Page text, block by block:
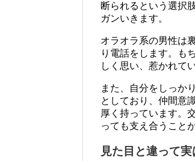
断られるという選択
ガンいきます。
オラオラ系の男性は
り電話をします。も
しく思い、惹かれて
また、自分をしっか
としており、仲間意
厚く持っています。
っても支え合うこと
見た目と違って実